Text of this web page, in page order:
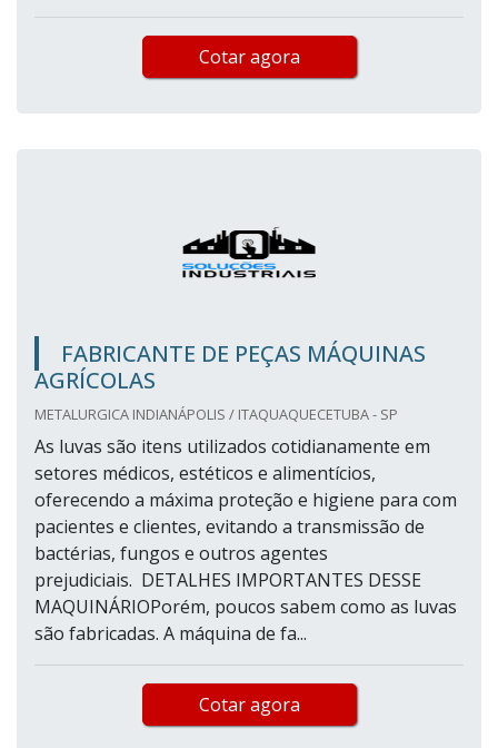
Cotar agora
FABRICANTE DE PEÇAS MÁQUINAS
AGRÍCOLAS
METALURGICA INDIANÁPOLIS / ITAQUAQUECETUBA - SP
As luvas são itens utilizados cotidianamente em
setores médicos, estéticos e alimentícios,
oferecendo a máxima proteção e higiene para com
pacientes e clientes, evitando a transmissão de
bactérias, fungos e outros agentes
prejudiciais. DETALHES IMPORTANTES DESSE
MAQUINÁRIOPorém, poucos sabem como as luvas
são fabricadas. A máquina de fa...
Cotar agora